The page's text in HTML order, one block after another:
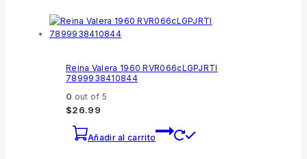
Reina Valera 1960 RVR066cLGPJRTI
7899938410844
0 out of 5
$26.99
Añadir al carrito